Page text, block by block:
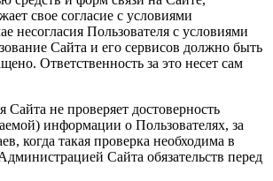
свое согласие с условиями
несогласия Пользователя с условиями
Сайта и его сервисов должно быть
Ответственность за это несет сам
не проверяет достоверность
информации о Пользователях, за
когда такая проверка необходима в
Сайта обязательств перед